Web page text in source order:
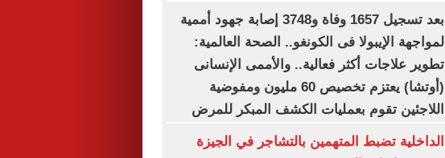
بعد تسجيل 1657 وفاة و3748 إصابة جهود أممية
لمواجهة الإيبولا فى الكونغو.. الصحة العالمية:
تطوير علاجات أكثر فعالية.. والأممى الإنسانى
(أوتشا) يعتزم تخصيص 60 مليون ومفوضية
اللاجئين تقوم بعمليات الكشف المبكر للمرض
الداخلية تضبط المتهمين بالتشاجر في الجيزة